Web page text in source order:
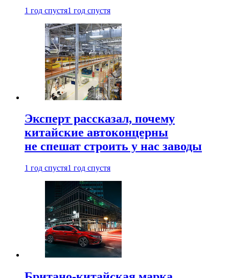
1 год спустя1 год спустя
Эксперт рассказал, почему
китайские автоконцерны
не спешат строить у нас заводы
1 год спустя1 год спустя